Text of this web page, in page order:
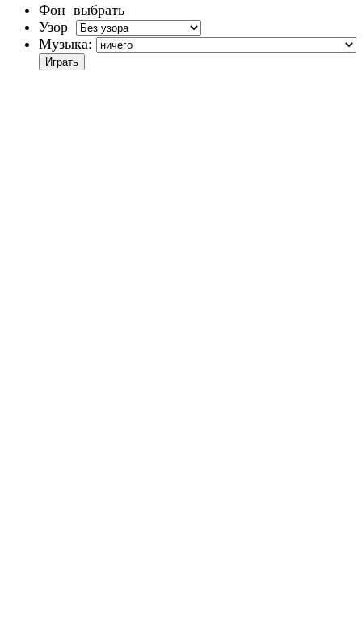
Фон выбрать
Узор
Музыка: